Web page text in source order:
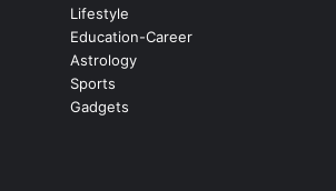
Lifestyle
Education-Career
Astrology
Sports
Gadgets